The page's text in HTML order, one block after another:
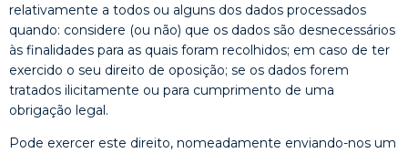
relativamente a todos ou alguns dos dados processados
quando: considere (ou não) que os dados são desnecessários
às finalidades para as quais foram recolhidos; em caso de ter
exercido o seu direito de oposição; se os dados forem
tratados ilicitamente ou para cumprimento de uma
obrigação legal.
Pode exercer este direito, nomeadamente enviando-nos um